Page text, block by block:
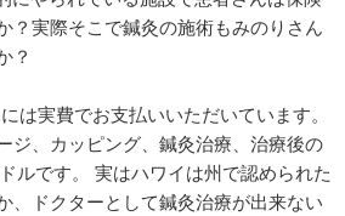
？実際そこで鍼灸の施術もみのりさん
？
は実費でお支払いいただいています。
ジ、カッピング、鍼灸治療、治療後の
ルです。 実はハワイは州で認められた
、ドクターとして鍼灸治療が出来ない